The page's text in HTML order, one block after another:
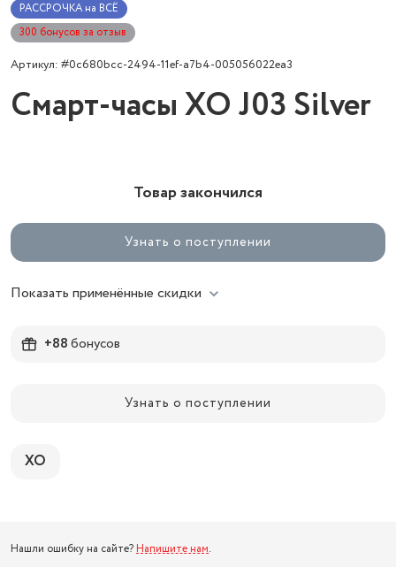
РАССРОЧКА на ВСЁ
300 бонусов за отзыв
Артикул: #0c680bcc-2494-11ef-a7b4-005056022ea3
Смарт-часы XO J03 Silver
Товар закончился
Узнать о поступлении
Показать применённые скидки
+88бонусов
Узнать о поступлении
XO
Нашли ошибку на сайте? Напишите нам.